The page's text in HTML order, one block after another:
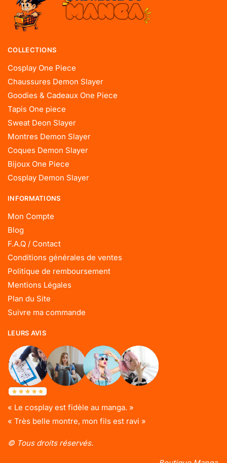
COLLECTIONS
Cosplay One Piece
Chaussures Demon Slayer
Goodies & Cadeaux One Piece
Tapis One piece
Sweat Deon Slayer
Montres Demon Slayer
Coques Demon Slayer
Bijoux One Piece
Cosplay Demon Slayer
INFORMATIONS
Mon Compte
Blog
F.A.Q / Contact
Conditions générales de ventes
Politique de remboursement
Mentions Légales
Plan du Site
Suivre ma commande
LEURS AVIS
« Le cosplay est fidèle au manga. »
« Très belle montre, mon fils est ravi »
© Tous droits réservés.